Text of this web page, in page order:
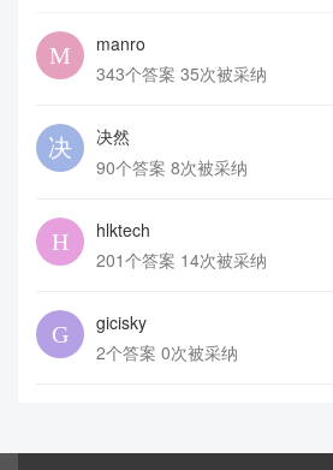
manro
343个答案 35次被采纳
决然
90个答案 8次被采纳
hlktech
201个答案 14次被采纳
gicisky
2个答案 0次被采纳